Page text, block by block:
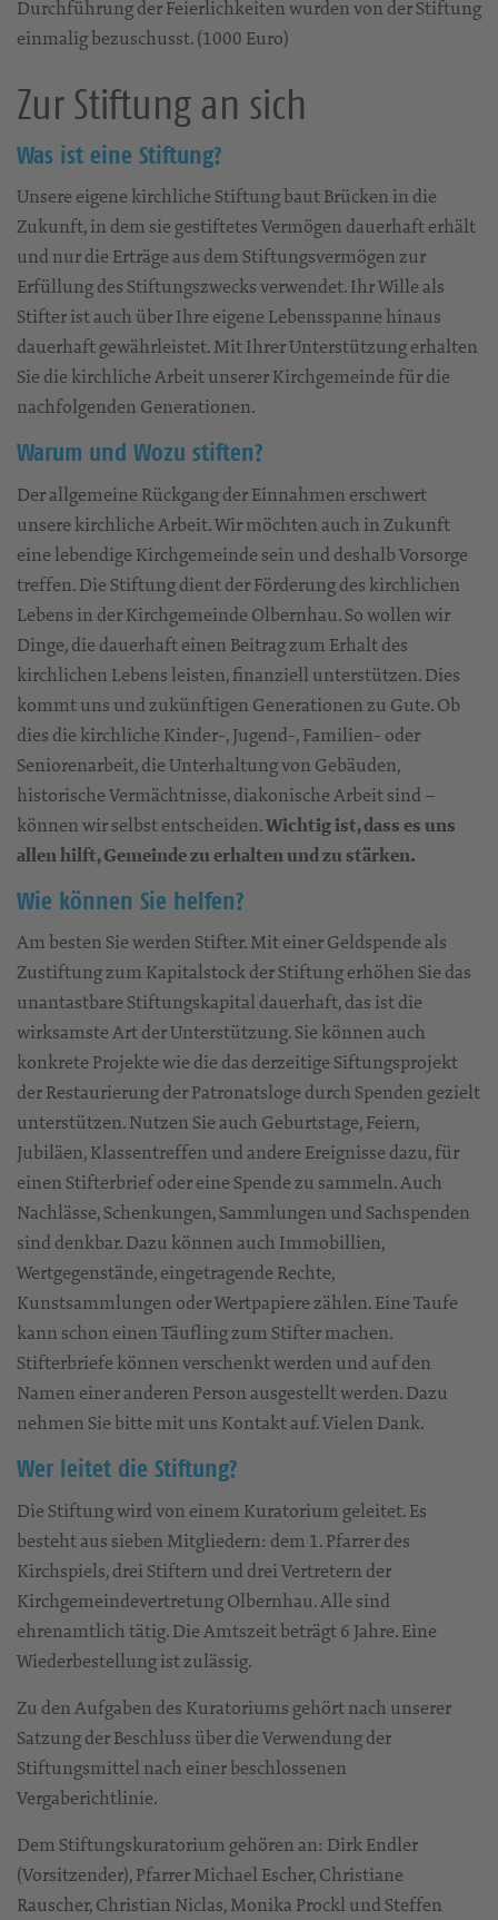
Durchführung der Feierlichkeiten wurden von der Stiftung
einmalig bezuschusst. (1000 Euro)
Zur Stiftung an sich
Was ist eine Stiftung?
​Unsere eigene kirchliche Stiftung baut Brücken in die
Zukunft, in dem sie gestiftetes Vermögen dauerhaft erhält
und nur die Erträge aus dem Stiftungsvermögen zur
Erfüllung des Stiftungszwecks verwendet. Ihr Wille als
Stifter ist auch über Ihre eigene Lebensspanne hinaus
dauerhaft gewährleistet. Mit Ihrer Unterstützung erhalten
Sie die kirchliche Arbeit unserer Kirchgemeinde für die
nachfolgenden Generationen.
Warum und Wozu stiften?
​Der allgemeine Rückgang der Einnahmen erschwert
unsere kirchliche Arbeit. Wir möchten auch in Zukunft
eine lebendige Kirchgemeinde sein und deshalb Vorsorge
treffen. Die Stiftung dient der Förderung des kirchlichen
Lebens in der Kirchgemeinde Olbernhau. So wollen wir
Dinge, die dauerhaft einen Beitrag zum Erhalt des
kirchlichen Lebens leisten, finanziell unterstützen. Dies
kommt uns und zukünftigen Generationen zu Gute. Ob
dies die kirchliche Kinder-, Jugend-, Familien- oder
Seniorenarbeit, die Unterhaltung von Gebäuden,
historische Vermächtnisse, diakonische Arbeit sind –
können wir selbst entscheiden.Wichtig ist, dass es uns
allen hilft, Gemeinde zu erhalten und zu stärken.
Wie können Sie helfen?
​Am besten Sie werden Stifter. Mit einer Geldspende als
Zustiftung zum Kapitalstock der Stiftung erhöhen Sie das
unantastbare Stiftungskapital dauerhaft, das ist die
wirksamste Art der Unterstützung. Sie können auch
konkrete Projekte wie die das derzeitige Siftungsprojekt
der Restaurierung der Patronatsloge durch Spenden gezielt
unterstützen. Nutzen Sie auch Geburtstage, Feiern,
Jubiläen, Klassentreffen und andere Ereignisse dazu, für
einen Stifterbrief oder eine Spende zu sammeln. Auch
Nachlässe, Schenkungen, Sammlungen und Sachspenden
sind denkbar. Dazu können auch Immobillien,
Wertgegenstände, eingetragende Rechte,
Kunstsammlungen oder Wertpapiere zählen. Eine Taufe
kann schon einen Täufling zum Stifter machen.
Stifterbriefe können verschenkt werden und auf den
Namen einer anderen Person ausgestellt werden. Dazu
nehmen Sie bitte mit uns Kontakt auf. Vielen Dank.
Wer leitet die Stiftung?
Die Stiftung wird von einem Kuratorium geleitet. Es
besteht aus sieben Mitgliedern: dem 1. Pfarrer des
Kirchspiels, drei Stiftern und drei Vertretern der
Kirchgemeindevertretung Olbernhau. Alle sind
ehrenamtlich tätig. Die Amtszeit beträgt 6 Jahre. Eine
Wiederbestellung ist zulässig.
Zu den Aufgaben des Kuratoriums gehört nach unserer
Satzung der Beschluss über die Verwendung der
Stiftungsmittel nach einer beschlossenen
Vergaberichtlinie.
Dem Stiftungskuratorium gehören an: Dirk Endler
(Vorsitzender), Pfarrer Michael Escher, Christiane
Rauscher, Christian Niclas, Monika Prockl und Steffen